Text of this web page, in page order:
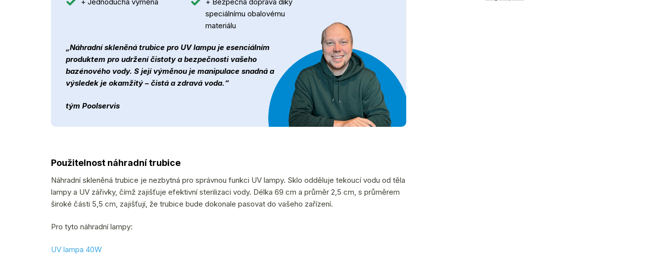
speciálnímu obalovému
materiálu
„Náhradní skleněná trubice pro UV lampu je esenciálním
produktem pro udržení čistoty a bezpečnosti vašeho
bazénového vody. S její výměnou je manipulace snadná a
výsledek je okamžitý – čistá a zdravá voda.“
tým Poolservis
Použitelnost náhradní trubice
Náhradní skleněná trubice je nezbytná pro správnou funkci UV lampy. Sklo odděluje tekoucí vodu od těla
lampy a UV zářivky, čímž zajišťuje efektivní sterilizaci vody. Délka 69 cm a průměr 2,5 cm, s průměrem
široké části 5,5 cm, zajišťují, že trubice bude dokonale pasovat do vašeho zařízení.
Pro tyto náhradní lampy:
UV lampa 40W